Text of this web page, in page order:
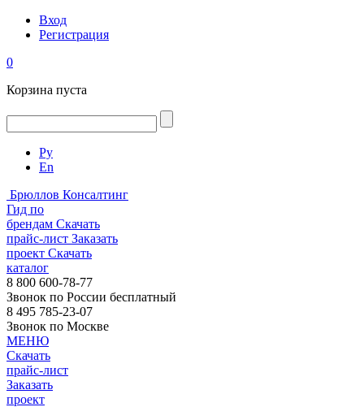
Вход
Регистрация
0
Корзина пуста
Ру
En
Брюллов Консалтинг
Гид по
брендам Скачать
прайс-лист Заказать
проект Скачать
каталог
8 800 600-78-77
Звонок по России бесплатный
8 495 785-23-07
Звонок по Москве
МЕНЮ
Скачать
прайс-лист
Заказать
проект